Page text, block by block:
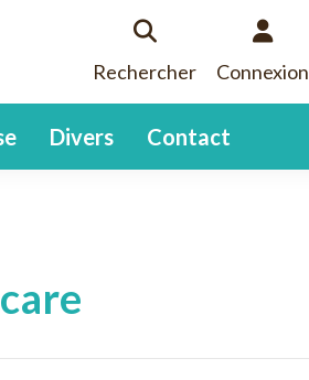
Rechercher Connexion
Divers Contact